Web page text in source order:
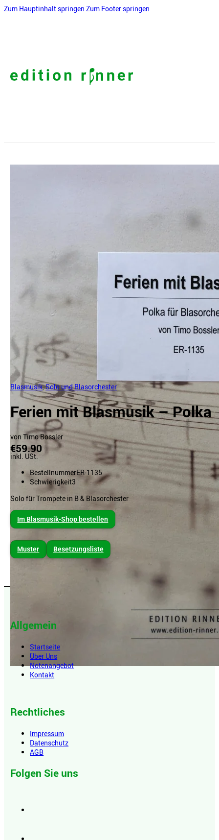
Zum Hauptinhalt springen Zum Footer springen
Blasmusik,Solo und Blasorchester
Ferien mit Blasmusik – Polka
von Timo Bossler
€59.90
inkl. USt.
BestellnummerER-1135
Schwierigkeit3
Solo für Trompete in B & Blasorchester
Im Blasmusik-Shop bestellen
Muster Besetzungsliste
Allgemein
Startseite
Über Uns
Notenangebot
Kontakt
Rechtliches
Impressum
Datenschutz
AGB
Folgen Sie uns